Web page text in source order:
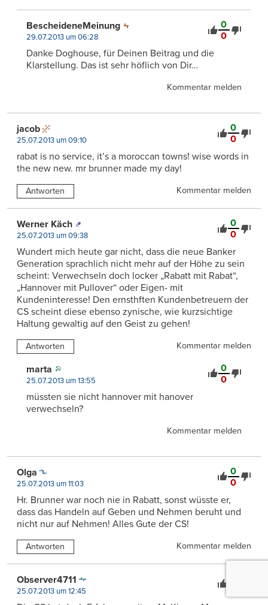
0
0
BescheideneMeinung
29.07.2013 um 06:28
Danke Doghouse, für Deinen Beitrag und die
Klarstellung. Das ist sehr höflich von Dir…
Kommentar melden
0
0
jacob
25.07.2013 um 09:10
rabat is no service, it’s a moroccan towns! wise words in
the new new. mr brunner made my day!
Antworten Kommentar melden
0
0
Werner Käch
25.07.2013 um 09:38
Wundert mich heute gar nicht, dass die neue Banker
Generation sprachlich nicht mehr auf der Höhe zu sein
scheint: Verwechseln doch locker „Rabatt mit Rabat“,
„Hannover mit Pullover“ oder Eigen- mit
Kundeninteresse! Den ernsthften Kundenbetreuern der
CS scheint diese ebenso zynische, wie kurzsichtige
Haltung gewaltig auf den Geist zu gehen!
Antworten Kommentar melden
0
0
marta
25.07.2013 um 13:55
müssten sie nicht hannover mit hanover
verwechseln?
Kommentar melden
0
0
Olga
25.07.2013 um 11:03
Hr. Brunner war noch nie in Rabatt, sonst wüsste er,
dass das Handeln auf Geben und Nehmen beruht und
nicht nur auf Nehmen! Alles Gute der CS!
Antworten Kommentar melden
Observer4711
25.07.2013 um 12:45